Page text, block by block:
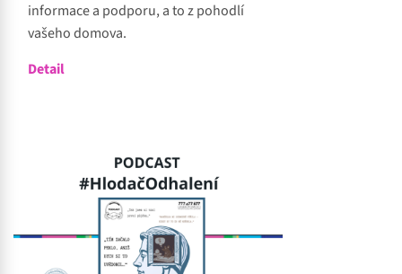
informace a podporu, a to z pohodlí
vašeho domova.
Detail